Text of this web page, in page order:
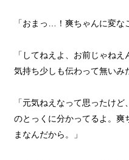
「おまっ…！爽ちゃんに変な
「してねえよ、お前じゃね
気持ち少しも伝わって無いみ
「元気ねえなって思ったけ
のとっくに分かってるよ。爽
まなんだから。」